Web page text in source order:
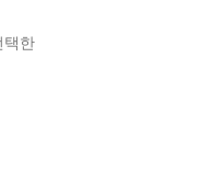
택한